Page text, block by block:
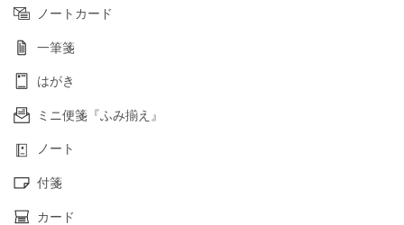
ノートカード
一筆箋
はがき
ミニ便箋『ふみ揃え』
ノート
付箋
カード